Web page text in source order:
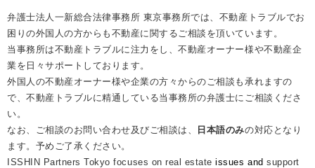
弁護士法人一新総合法律事務所 東京事務所では、​不動産トラブルでお
困りの外国人の方からも不動産に関するご相談を頂いています。
​当事務所は不動産トラブルに注力をし、不動産オーナー様や不動産企
業を日々サポートしております。
外国人の不動産オーナー様や企業の方々からのご相談も承れますの
で、不動産トラブルに精通している当事務所の弁護士にご相談くださ
い。
なお、ご相談のお問い合わせ及びご相談は、
日本語のみの対応となり
ます。予めご了承ください。​
ISSHIN Partners Tokyo focuses on real estate issues andsupport